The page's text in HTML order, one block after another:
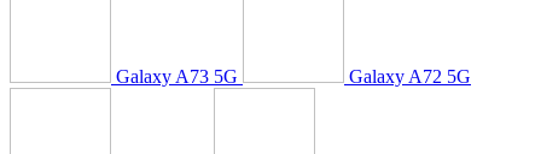
Galaxy A73 5G Galaxy A72 5G